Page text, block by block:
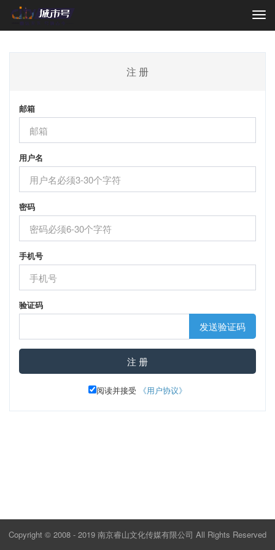
注 册
邮箱
用户名
密码
手机号
验证码
发送验证码
注 册
阅读并接受 《用户协议》
Copyright © 2008 - 2019 南京睿山文化传媒有限公司 All Rights Reserved